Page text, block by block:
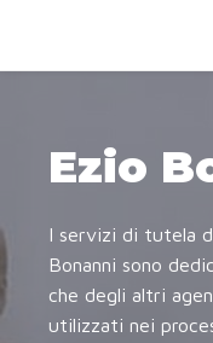
Ezio
I servizi di tutela
Bonanni sono
che degli altri
utilizzati nei